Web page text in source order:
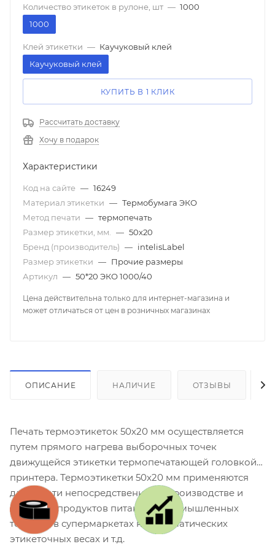
Количество этикеток в рулоне, шт — 1000
1000
Клей этикетки — Каучуковый клей
Каучуковый клей
КУПИТЬ В 1 КЛИК
Рассчитать доставку
Хочу в подарок
Характеристики
Код на сайте — 16249
Материал этикетки — Термобумага ЭКО
Метод печати — термопечать
Размер этикетки, мм.
— 50х20
Бренд (производитель) — intelisLabel
Размер этикетки — Прочие размеры
Артикул — 50*20 ЭКО 1000/40
Цена действительна только для интернет-магазина и
может отличаться от цен в розничных магазинах
ОПИСАНИЕ НАЛИЧИЕ ОТЗЫВЫ
Печать термоэтикеток 50х20 мм осуществляется
путем прямого нагрева выборочных точек
движущейся этикетки термопечатающей головкой
принтера. Термоэтикетки 50x20 мм применяются
для печати непосредственно на производстве и
упаковке продуктов питания и промышленных
товаров, в супермаркетах на автоматических
этикеточных весах и т.д.